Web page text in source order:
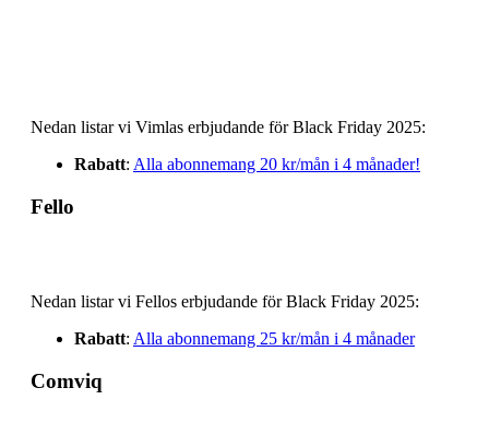
Nedan listar vi Vimlas erbjudande för Black Friday 2025:
Rabatt: Alla abonnemang 20 kr/mån i 4 månader!
Fello
Nedan listar vi Fellos erbjudande för Black Friday 2025:
Rabatt: Alla abonnemang 25 kr/mån i 4 månader
Comviq